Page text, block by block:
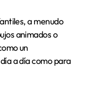
a menudo
animados o
un
a día como para